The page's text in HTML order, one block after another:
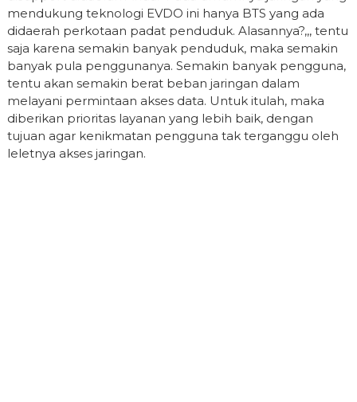
mendukung teknologi EVDO ini hanya BTS yang ada
didaerah perkotaan padat penduduk. Alasannya?,,, tentu
saja karena semakin banyak penduduk, maka semakin
banyak pula penggunanya. Semakin banyak pengguna,
tentu akan semakin berat beban jaringan dalam
melayani permintaan akses data. Untuk itulah, maka
diberikan prioritas layanan yang lebih baik, dengan
tujuan agar kenikmatan pengguna tak terganggu oleh
leletnya akses jaringan.